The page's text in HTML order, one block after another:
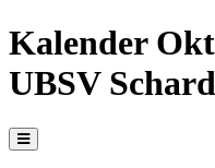
Kalender
UBSV